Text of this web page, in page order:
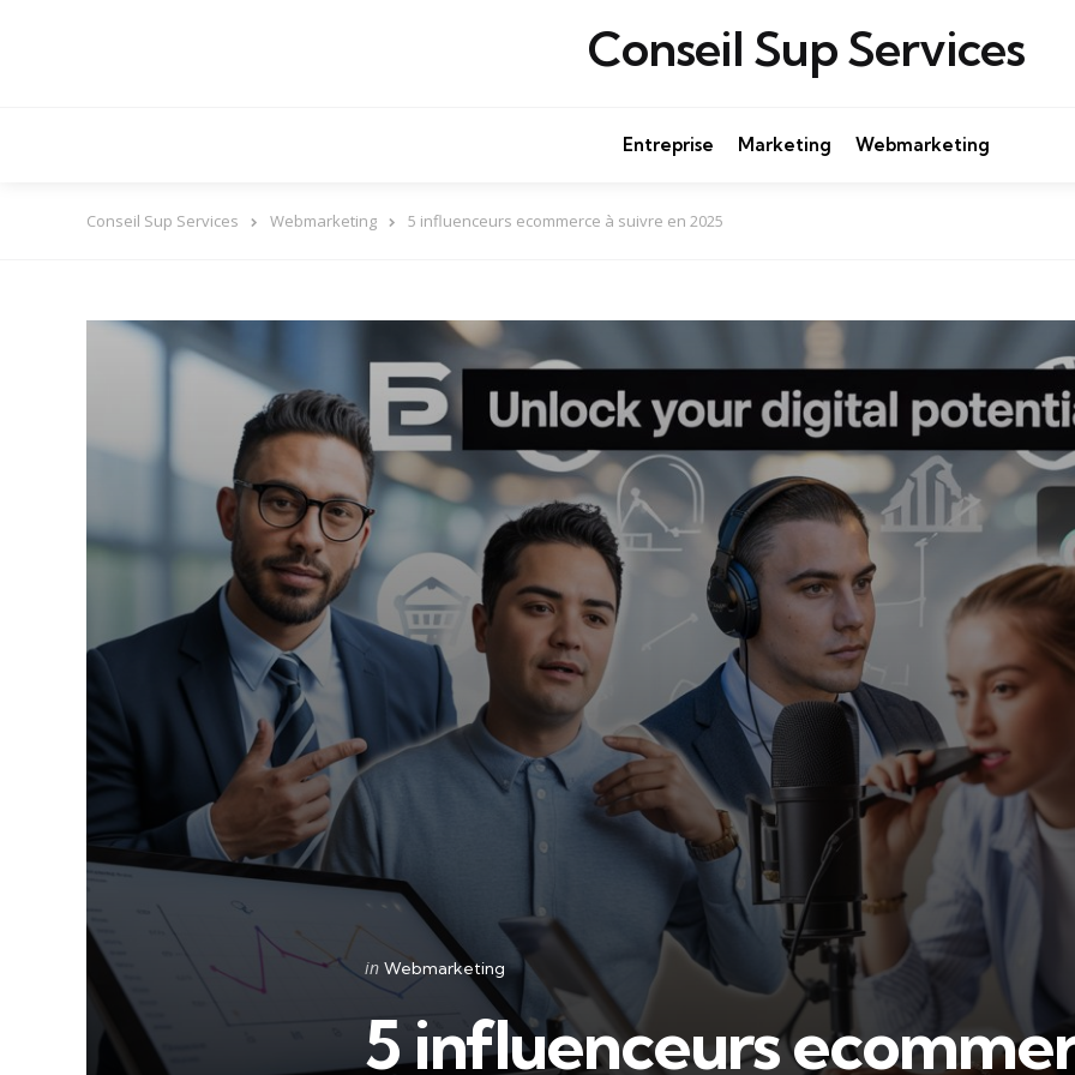
Conseil Sup Services
Entreprise Marketing Webmarketing
Conseil Sup Services Webmarketing 5 influenceurs ecommerce à suivre en 2025
Categories
Posted
in Webmarketing
5 influenceurs